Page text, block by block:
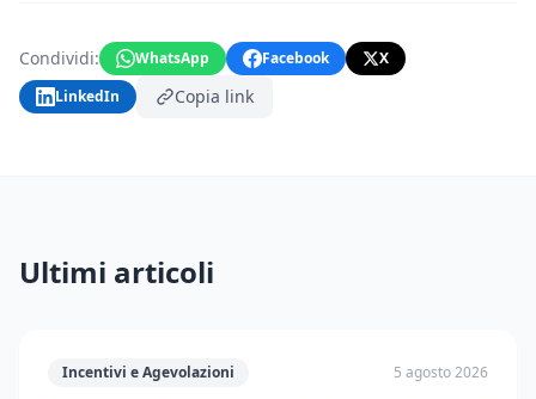
Condividi: WhatsApp Facebook
X
LinkedIn
Copia link
Ultimi articoli
Incentivi e Agevolazioni 5 agosto 2026